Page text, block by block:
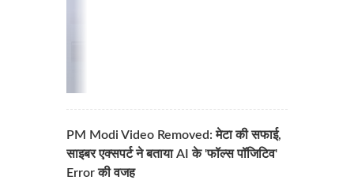
PM Modi Video Removed: मेटा की सफाई,
साइबर एक्सपर्ट ने बताया AI के 'फॉल्स पॉजिटिव'
Error की वजह